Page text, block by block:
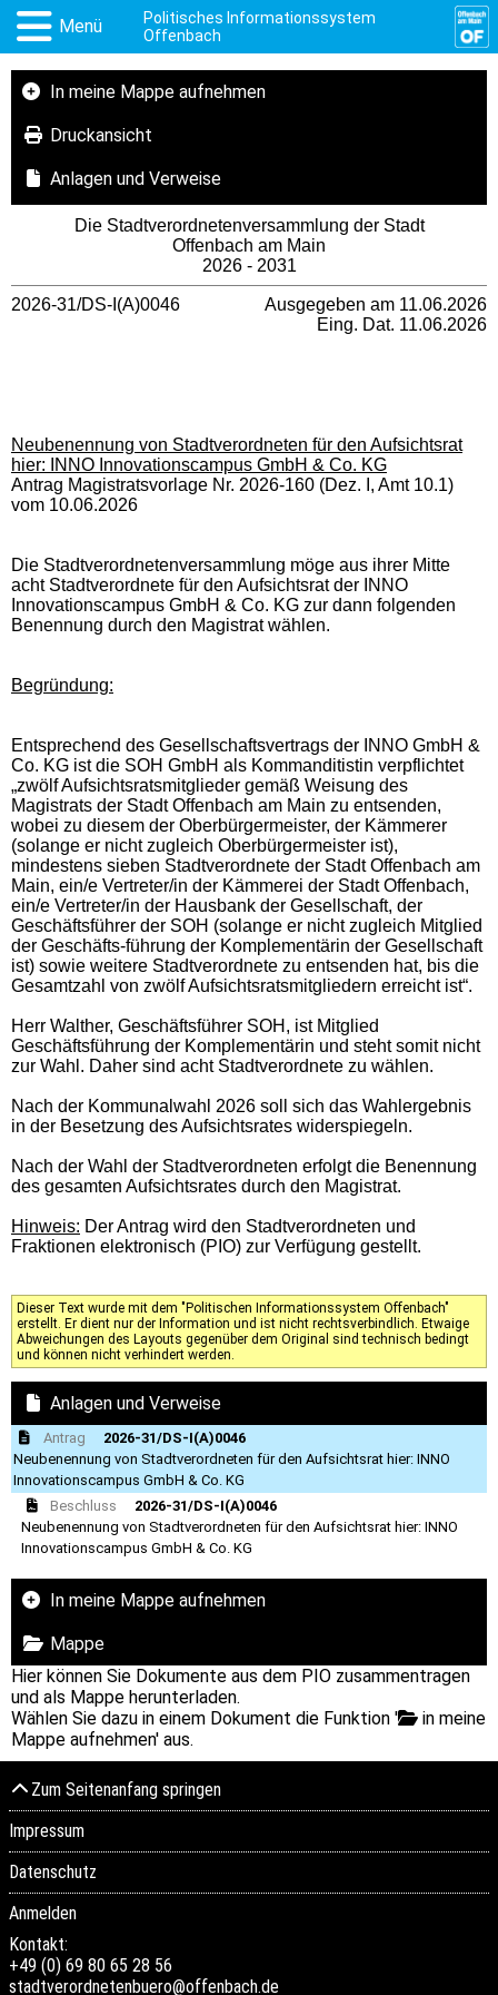
Menü
Politisches Informationssystem
Offenbach
In meine Mappe aufnehmen
Druckansicht
Anlagen und Verweise
Die Stadtverordnetenversammlung der Stadt
Offenbach am Main
2026 - 2031
2026-31/DS-I(A)0046
Ausgegeben am 11.06.2026
Eing. Dat. 11.06.2026
Neubenennung von Stadtverordneten für den Aufsichtsrat
hier: INNO Innovationscampus GmbH & Co. KG
Antrag Magistratsvorlage Nr. 2026-160 (Dez. I, Amt 10.1)
vom 10.06.2026
Die Stadtverordnetenversammlung möge aus ihrer Mitte
acht Stadtverordnete für den Aufsichtsrat der INNO
Innovationscampus GmbH & Co. KG zur dann folgenden
Benennung durch den Magistrat wählen.
Begründung:
Entsprechend des Gesellschaftsvertrags der INNO GmbH &
Co. KG ist die SOH GmbH als Kommanditistin verpflichtet
„zwölf Aufsichtsratsmitglieder gemäß Weisung des
Magistrats der Stadt Offenbach am Main zu entsenden,
wobei zu diesem der Oberbürgermeister, der Kämmerer
(solange er nicht zugleich Oberbürgermeister ist),
mindestens sieben Stadtverordnete der Stadt Offenbach am
Main, ein/e Vertreter/in der Kämmerei der Stadt Offenbach,
ein/e Vertreter/in der Hausbank der Gesellschaft, der
Geschäftsführer der SOH (solange er nicht zugleich Mitglied
der Geschäfts-führung der Komplementärin der Gesellschaft
ist) sowie weitere Stadtverordnete zu entsenden hat, bis die
Gesamtzahl von zwölf Aufsichtsratsmitgliedern erreicht ist“.
Herr Walther, Geschäftsführer SOH, ist Mitglied
Geschäftsführung der Komplementärin und steht somit nicht
zur Wahl. Daher sind acht Stadtverordnete zu wählen.
Nach der Kommunalwahl 2026 soll sich das Wahlergebnis
in der Besetzung des Aufsichtsrates widerspiegeln.
Nach der Wahl der Stadtverordneten erfolgt die Benennung
des gesamten Aufsichtsrates durch den Magistrat.
Hinweis: Der Antrag wird den Stadtverordneten und
Fraktionen elektronisch (PIO) zur Verfügung gestellt.
Dieser Text wurde mit dem "Politischen Informationssystem Offenbach"
erstellt. Er dient nur der Information und ist nicht rechtsverbindlich. Etwaige
Abweichungen des Layouts gegenüber dem Original sind technisch bedingt
und können nicht verhindert werden.
Anlagen und Verweise
Antrag
2026-31/DS-I(A)0046
Neubenennung von Stadtverordneten für den Aufsichtsrat hier: INNO
Innovationscampus GmbH & Co. KG
Beschluss
2026-31/DS-I(A)0046
Neubenennung von Stadtverordneten für den Aufsichtsrat hier: INNO
Innovationscampus GmbH & Co. KG
In meine Mappe aufnehmen
Mappe
Hier können Sie Dokumente aus dem PIO zusammentragen
und als Mappe herunterladen.
Wählen Sie dazu in einem Dokument die Funktion '
in meine
Mappe aufnehmen' aus.
Zum Seitenanfang springen
Impressum
Datenschutz
Anmelden
Kontakt:
+49 (0) 69 80 65 28 56
stadtverordnetenbuero@offenbach.de